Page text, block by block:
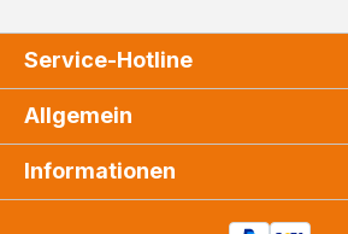
Service-Hotline
Allgemein
Informationen